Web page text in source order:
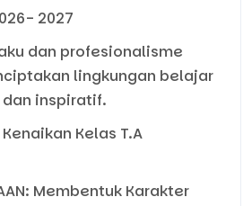
2027
dan profesionalisme
lingkungan belajar
inspiratif.
Kelas T.A
Membentuk Karakter